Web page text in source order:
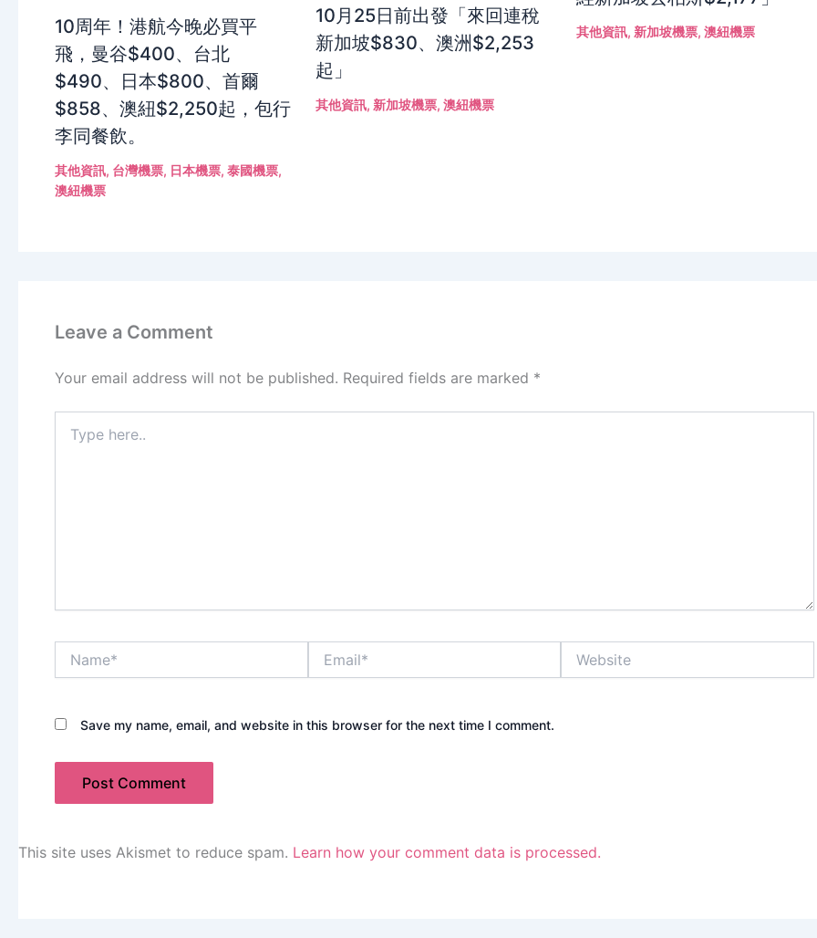
10周年！港航今晚必買平
飛，曼谷$400、台北
$490、日本$800、首爾
$858、澳紐$2,250起，包行
李同餐飲。
其他資訊, 台灣機票, 日本機票, 泰國機票,
澳紐機票
10月25日前出發「來回連稅
新加坡$830、澳洲$2,253
起」
其他資訊, 新加坡機票, 澳紐機票
其他資訊, 新加坡機票, 澳紐機票
Leave a Comment
Your email address will not be published. Required fields are marked *
here..
Save my name, email, and website in this browser for the next time I comment.
This site uses Akismet to reduce spam. Learn how your comment data is processed.